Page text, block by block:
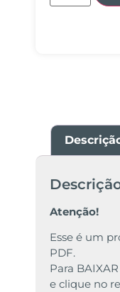
Atenção!
Esse é um
PDF.
Para
e clique no